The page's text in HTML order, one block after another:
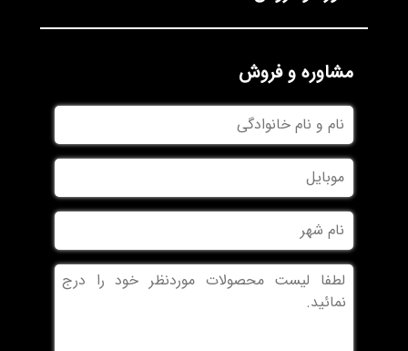
مشاوره و فروش
نام
و
نام
خانوادگی
موبایل
نام
شهر
بدون
عنوان